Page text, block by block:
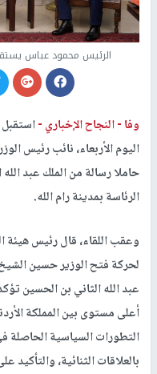
الرئيس محمود عباس
وفا -النجاح الإخباري -
اليوم الأربعاء، نائب رئيس
حاملا رسالة من الملك عبد
الرئاسة بمدينة رام الله.
وعقب اللقاء، قال رئيس هيئة
لحركة فتح الوزير حسين
عبد الله الثاني بن الحسين
أعلى مستوى بين المملكة
التطورات السياسية الحاصلة
بالعلاقات الثنائية، والتأكيد